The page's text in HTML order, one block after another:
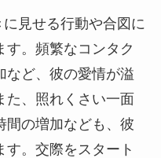
見せる行動や合図に
す。頻繁なコンタク
など、彼の愛情が溢
た、照れくさい一面
間の増加なども、彼
。交際をスタート